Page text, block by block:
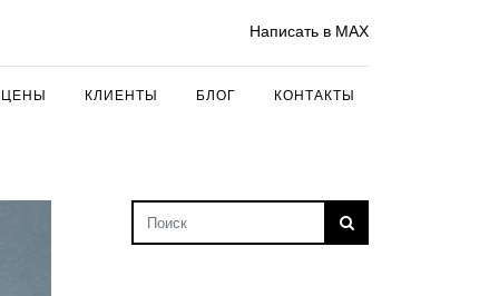
Написать в MAX
ЦЕНЫ КЛИЕНТЫ БЛОГ КОНТАКТЫ